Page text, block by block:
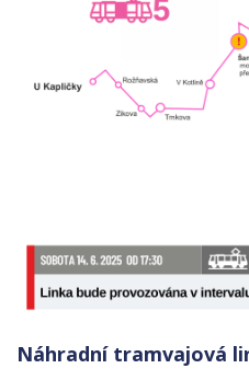
Náhradní tramvajová